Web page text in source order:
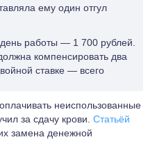
ему один отгул
работы — 1 700 рублей.
компенсировать два
ставке — всего
неиспользованные
за сдачу крови. Статьёй
замена денежной